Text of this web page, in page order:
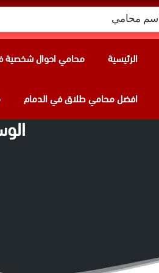
الرئيسية محامي احوال شخصية
افضل محامي طلاق في الدمام